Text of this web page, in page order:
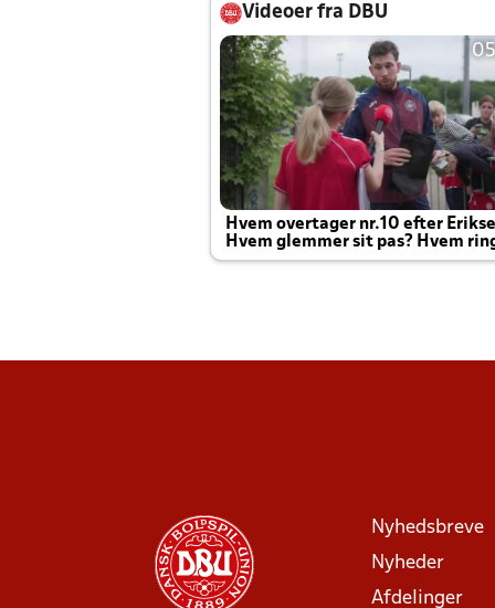
Videoer fra DBU
Hvem overtager nr.10 efter
Hvem glemmer sit pas? Hvem
Joachim altid til efter kampe?
Nyhedsbreve
Nyheder
Afdelinger